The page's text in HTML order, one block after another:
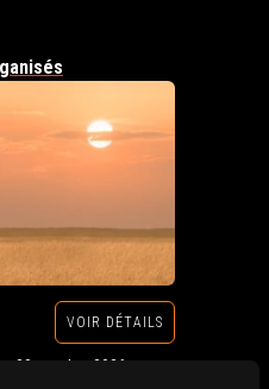
VOIR DÉTAILS
28 octobre 2026